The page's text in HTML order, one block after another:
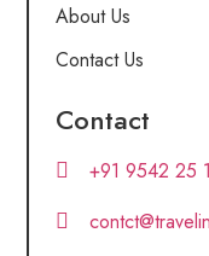
About Us
Contact Us
Contact
+91 9542 25